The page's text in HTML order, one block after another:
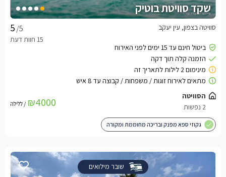
שקד סוויטת בוטיק
/5 סוויטה בצפון, עין יעקב
הסוויטה
2 נפשות
₪4000 / ללילה
גקוזי ספא מפנק ובריכה מחוממת ומקורה
שובר מילואים